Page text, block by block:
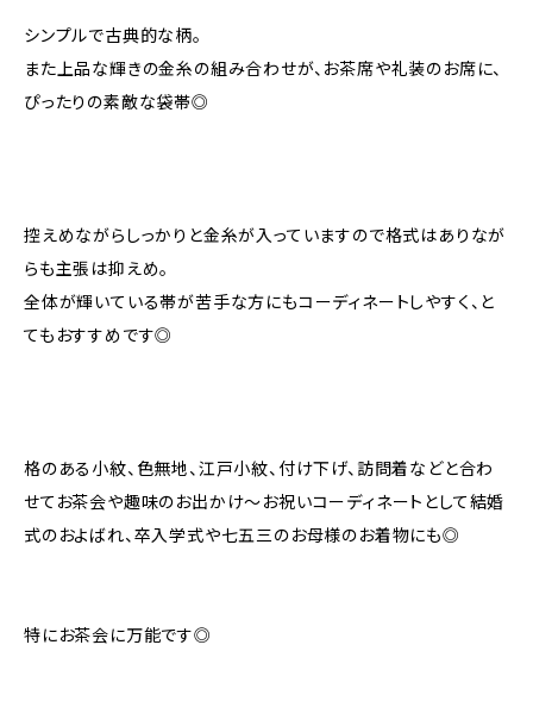
シンプルで古典的な柄。
また上品な輝きの金糸の組み合わせが、お茶席や礼装のお席に、
ぴったりの素敵な袋帯◎
控えめながらしっかりと金糸が入っていますので格式はありなが
らも主張は抑えめ。
全体が輝いている帯が苦手な方にもコーディネートしやすく、と
てもおすすめです◎
格のある小紋、色無地、江戸小紋、付け下げ、訪問着などと合わ
せてお茶会や趣味のお出かけ〜お祝いコーディネートとして結婚
式のおよばれ、卒入学式や七五三のお母様のお着物にも◎
特にお茶会に万能です◎